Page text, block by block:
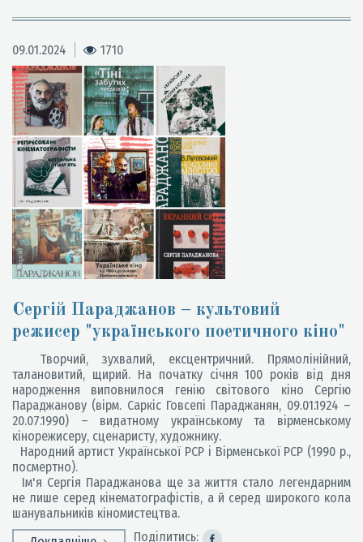
09.01.2024 1710
Сергій Параджанов – культовий
режисер "українського поетичного кіно"
Творчий, зухвалий, ексцентричний. Прямолінійний,
талановитий, щирий. На початку січня 100 років від дня
народження виповнилося генію світового кіно Сергію
Параджанову (вірм. Саркіс Говсепі Параджанян, 09.01.1924 –
20.07.1990) – видатному українському та вірменському
кінорежисеру, сценаристу, художнику.
Народний артист Української РСР і Вірменської РСР (1990 р.,
посмертно).
Ім'я Сергія Параджанова ще за життя стало легендарним
не лише серед кінематографістів, а й серед широкого кола
шанувальників кіномистецтва.
Поділитись: